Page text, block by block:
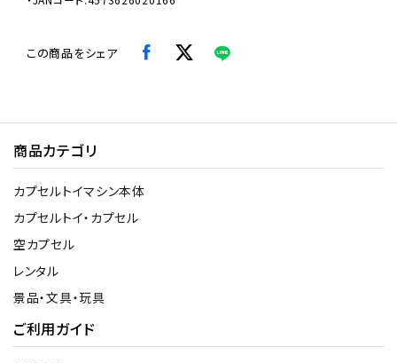
この商品をシェア
商品カテゴリ
カプセルトイマシン本体
カプセルトイ・カプセル
空カプセル
レンタル
景品・文具・玩具
ご利用ガイド